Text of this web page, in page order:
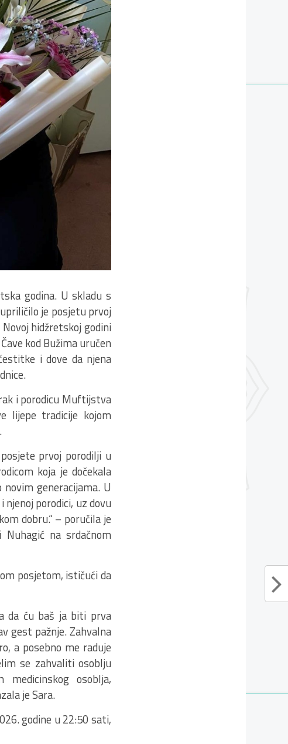
godina. U skladu s
je posjetu prvoj
hidžretskoj godini
kod Bužima uručen
i dove da njena
i porodicu Muftijstva
lijepe tradicije kojom
prvoj porodilji u
koja je dočekala
generacijama. U
porodici, uz dovu
dobru.“ – poručila je
na srdačnom
posjetom, ističući da
da ću baš ja biti prva
gest pažnje. Zahvalna
a posebno me raduje
se zahvaliti osoblju
medicinskog osoblja,
je Sara.
godine u 22:50 sati,